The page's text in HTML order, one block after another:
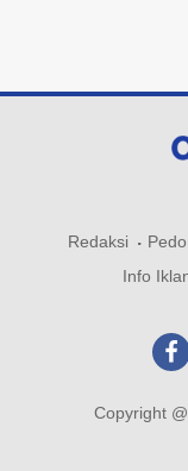
Redaksi
Info
Copyright